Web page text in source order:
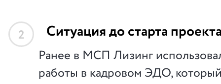
2 Ситуация до старта
Ранее в МСП Лизинг
работы в кадровом ЭДО,